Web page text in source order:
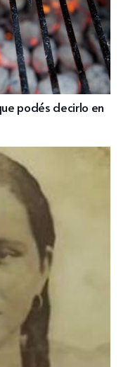
podés decirlo en